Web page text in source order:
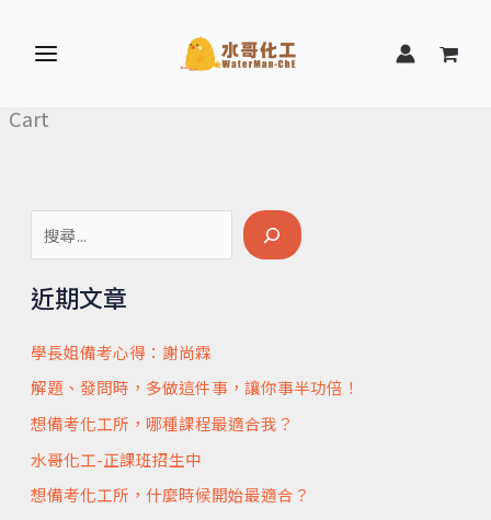
內
尋
近期文章
學長姐備考心得：謝尚霖
解題、發問時，多做這件事，讓你事半功倍！
想備考化工所，哪種課程最適合我？
水哥化工-正課班招生中
想備考化工所，什麼時候開始最適合？
Cart